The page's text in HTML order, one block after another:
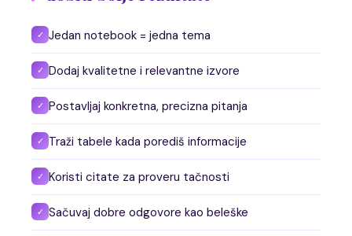
✓ Jedan notebook = jedna tema
✓ Dodaj kvalitetne i relevantne izvore
✓ Postavljaj konkretna, precizna pitanja
✓ Traži tabele kada porediš informacije
✓ Koristi citate za proveru tačnosti
✓ Sačuvaj dobre odgovore kao beleške